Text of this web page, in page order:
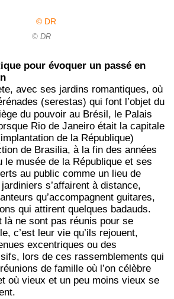
© DR
pour évoquer un passé en
avec ses jardins romantiques, où
(serestas) qui font l’objet du
du pouvoir au Brésil, le Palais
Rio de Janeiro était la capitale
de la République)
de Brasilia, à la fin des années
le musée de la République et ses
au public comme un lieu de
s’affairent à distance,
qu’accompagnent guitares,
qui attirent quelques badauds.
là ne sont pas réunis pour se
c’est leur vie qu’ils rejouent,
excentriques ou des
lors de ces rassemblements qui
de famille où l’on célèbre
où vieux et un peu moins vieux se